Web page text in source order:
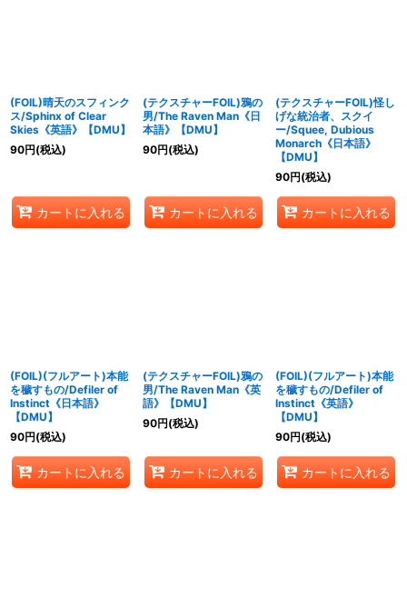
(FOIL)晴天のスフィンク
ス/Sphinx of Clear
Skies《英語》【DMU】
90円(税込)
カートに入れる
(テクスチャーFOIL)鴉の
男/The Raven Man《日
本語》【DMU】
90円(税込)
カートに入れる
(テクスチャーFOIL)怪し
げな統治者、スクイ
ー/Squee, Dubious
Monarch《日本語》
【DMU】
90円(税込)
カートに入れる
(FOIL)(フルアート)本能
を穢すもの/Defiler of
Instinct《日本語》
【DMU】
90円(税込)
カートに入れる
(テクスチャーFOIL)鴉の
男/The Raven Man《英
語》【DMU】
90円(税込)
カートに入れる
(FOIL)(フルアート)本能
を穢すもの/Defiler of
Instinct《英語》
【DMU】
90円(税込)
カートに入れる